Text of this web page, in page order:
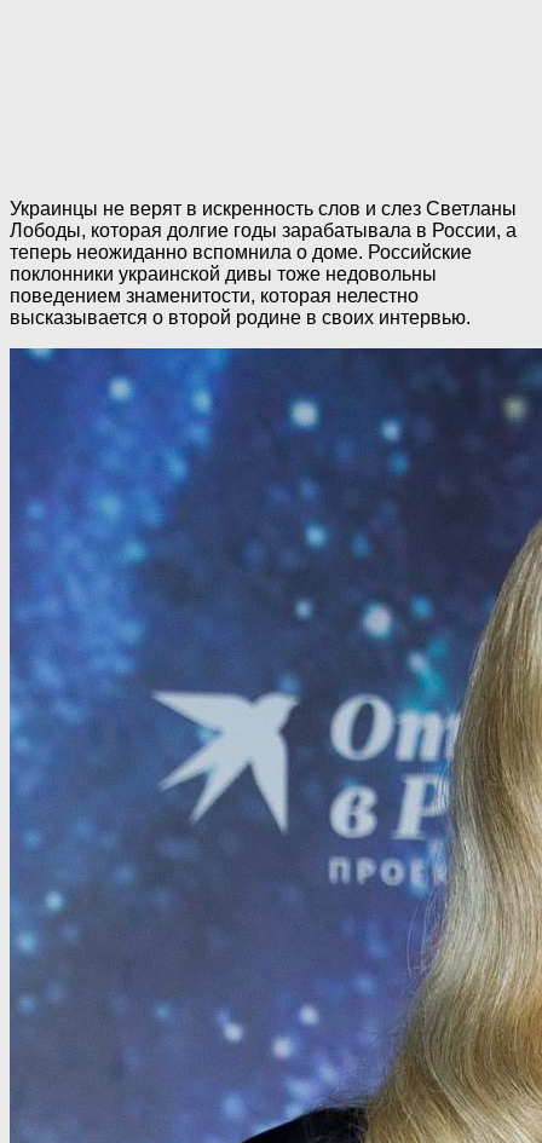
Украинцы не верят в искренность слов и слез Светланы
Лободы, которая долгие годы зарабатывала в России, а
теперь неожиданно вспомнила о доме. Российские
поклонники украинской дивы тоже недовольны
поведением знаменитости, которая нелестно
высказывается о второй родине в своих интервью.